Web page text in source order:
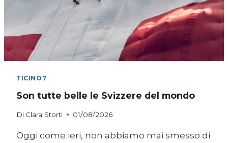
TICINO7
Son tutte belle le Svizzere del mondo
Di Clara Storti 01/08/2026
Oggi come ieri, non abbiamo mai smesso di